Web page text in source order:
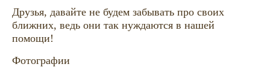
Друзья, давайте не будем забывать про своих
ближних, ведь они так нуждаются в нашей
помощи!
Фотографии